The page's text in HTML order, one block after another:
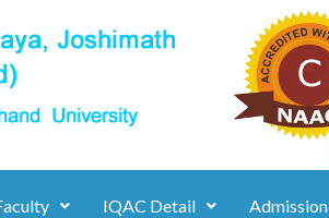
IQAC Detail Admission